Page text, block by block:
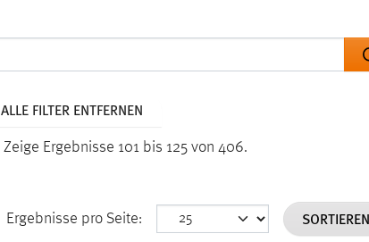
ALLE FILTER ENTFERNEN
Zeige Ergebnisse 101 bis 125 von 406.
Ergebnisse pro Seite: